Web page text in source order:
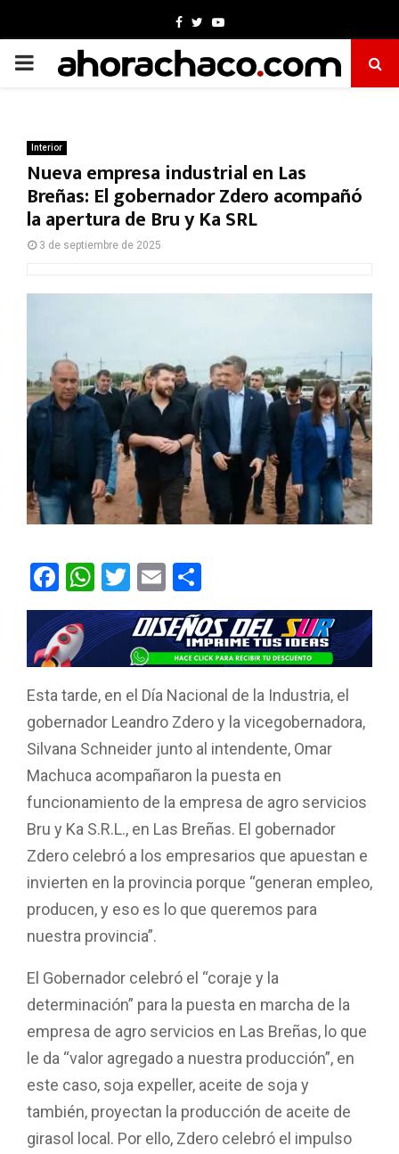
Facebook
TwitterYoutube
PRIMARY
Interior
Nueva empresa industrial en Las
Breñas: El gobernador Zdero acompañó
la apertura de Bru y Ka SRL
3 de septiembre de 2025
F
a
ce
b
o
o
k
W
h
at
s
A
p
p
T
wi
tt
er
E
m
ail
o
m
p
ar
tir
Esta tarde, en el Día Nacional de la Industria, el
gobernador Leandro Zdero y la vicegobernadora,
Silvana Schneider junto al intendente, Omar
Machuca acompañaron la puesta en
funcionamiento de la empresa de agro servicios
Bru y Ka S.R.L., en Las Breñas. El gobernador
Zdero celebró a los empresarios que apuestan e
invierten en la provincia porque “generan empleo,
producen, y eso es lo que queremos para
nuestra provincia”.
El Gobernador celebró el “coraje y la
determinación” para la puesta en marcha de la
empresa de agro servicios en Las Breñas, lo que
le da “valor agregado a nuestra producción”, en
este caso, soja expeller, aceite de soja y
también, proyectan la producción de aceite de
girasol local. Por ello, Zdero celebró el impulso